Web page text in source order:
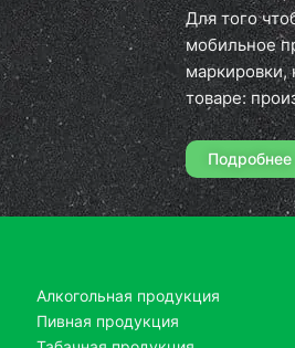
Для того
мобильное
маркировки,
товаре:
Подробнее
Алкогольная продукция
Пивная продукция